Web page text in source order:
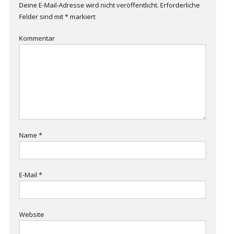
Deine E-Mail-Adresse wird nicht veröffentlicht. Erforderliche
Felder sind mit*markiert
Kommentar
Name *
E-Mail *
Website